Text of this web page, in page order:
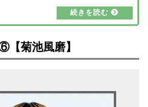
な中島健人さんの歴代彼女＆恋愛遍歴
てみました。気になる好きな女性のタ
【2024最新】中島健人の歴代彼女＆
まとめ出典元：Johnny's net中島健人
これまでに目立ったスキャンダルなど
【菊池風磨】